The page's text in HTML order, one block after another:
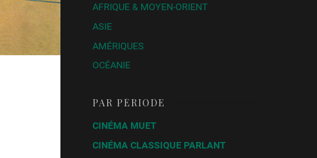
AFRIQUE & MOYEN-ORIENT
ASIE
AMÉRIQUES
OCÉANIE
PAR PÉRIODE
CINÉMA MUET
CINÉMA CLASSIQUE PARLANT